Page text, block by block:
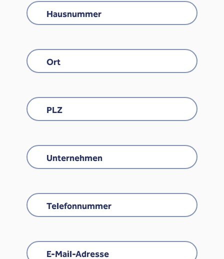
Hausnummer
Ort
PLZ
Unternehmen
Telefonnummer
E-Mail-Adresse